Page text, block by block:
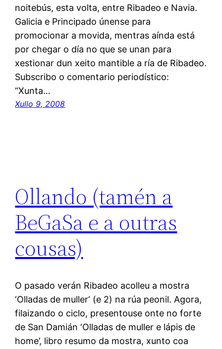
noitebús, esta volta, entre Ribadeo e Navia.
Galicia e Principado únense para
promocionar a movida, mentras aínda está
por chegar o día no que se unan para
xestionar dun xeito mantible a ría de Ribadeo.
Subscribo o comentario periodístico:
“Xunta…
Xullo 9, 2008
Ollando (tamén a
BeGaSa e a outras
cousas)
O pasado verán Ribadeo acolleu a mostra
‘Olladas de muller‘ (e 2) na rúa peonil. Agora,
filaizando o ciclo, presentouse onte no forte
de San Damián ‘Olladas de muller e lápis de
home’, libro resumo da mostra, xunto coa